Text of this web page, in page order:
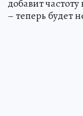
добавит
– теперь будет